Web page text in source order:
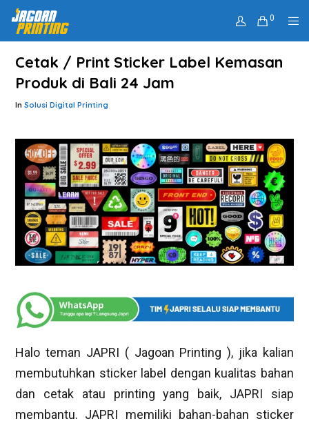
0
Cetak / Print Sticker Label Kemasan
Produk di Bali 24 Jam
InSolusi Digital Printing
Halo teman JAPRI ( Jagoan Printing ), jika kalian
membutuhkan sticker label dengan kualitas bahan
dan cetak atau printing yang baik, JAPRI siap
membantu. JAPRI memiliki bahan-bahan sticker